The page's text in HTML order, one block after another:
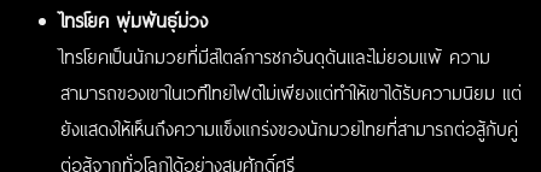
ไทรโยค พุ่มพันธุ์ม่วง
ไทรโยคเป็นนักมวยที่มีสไตล์การชกอันดุดันและไม่ยอมแพ้ ความ
สามารถของเขาในเวทีไทยไฟต์ไม่เพียงแต่ทำให้เขาได้รับความนิยม แต่
ยังแสดงให้เห็นถึงความแข็งแกร่งของนักมวยไทยที่สามารถต่อสู้กับคู่
ต่อสู้จากทั่วโลกได้อย่างสมศักดิ์ศรี